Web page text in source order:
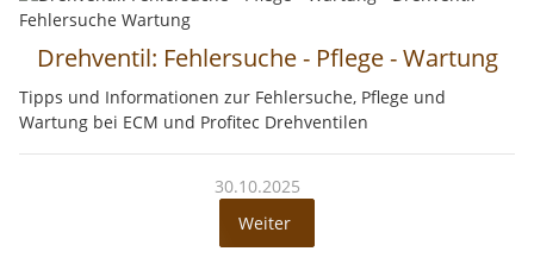
Drehventil: Fehlersuche - Pflege - Wartung
Tipps und Informationen zur Fehlersuche, Pflege und
Wartung bei ECM und Profitec Drehventilen
30.10.2025
Weiter